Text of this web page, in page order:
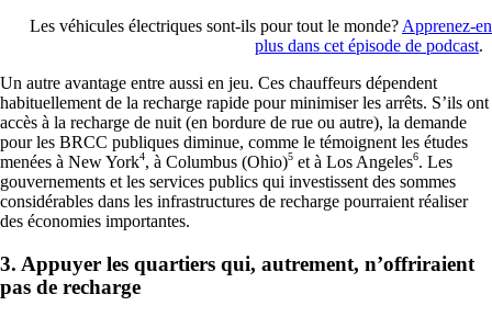
Les véhicules électriques sont-ils pour tout le monde? Apprenez-en
plus dans cet épisode de podcast.
Un autre avantage entre aussi en jeu. Ces chauffeurs dépendent
habituellement de la recharge rapide pour minimiser les arrêts. S’ils ont
accès à la recharge de nuit (en bordure de rue ou autre), la demande
pour les BRCC publiques diminue, comme le témoignent les études
menées à New York4, à Columbus (Ohio)5 et à Los Angeles6. Les
gouvernements et les services publics qui investissent des sommes
considérables dans les infrastructures de recharge pourraient réaliser
des économies importantes.
3. Appuyer les quartiers qui, autrement, n’offriraient
pas de recharge